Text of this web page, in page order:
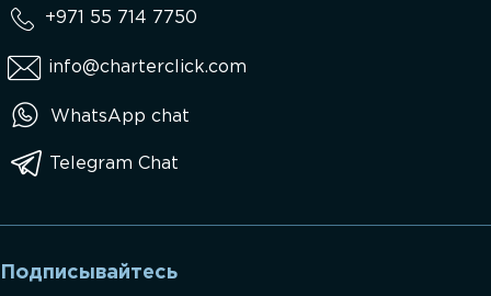
+971 55 714 7750
info@charterclick.com
WhatsApp chat
Telegram Chat
Подписывайтесь